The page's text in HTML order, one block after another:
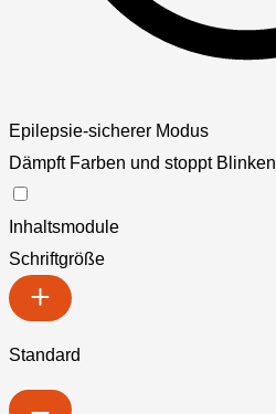
Epilepsie-sicherer Modus
Dämpft Farben und stoppt Blinken
Inhaltsmodule
Schriftgröße
Standard